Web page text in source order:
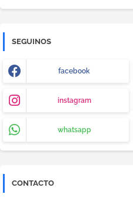
SEGUINOS
facebook
instagram
whatsapp
CONTACTO